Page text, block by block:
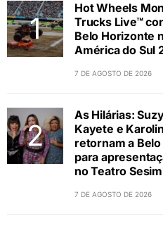
Hot Wheels
Trucks Live™
Belo Horizonte
América do Sul
7 DE AGOSTO DE 2026
As Hilárias:
Kayete e
retornam a
para
no Teatro
7 DE AGOSTO DE 2026